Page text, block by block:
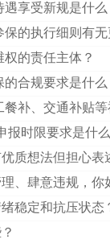
享受新规是什么
的执行细则有无
的责任主体？
合规要求是什么
补、交通补贴等
报时限要求是什
质想法但担心
、肆意违规，你
稳定和抗压状态